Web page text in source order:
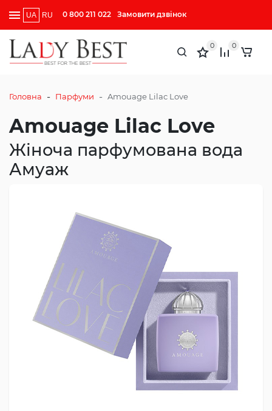
UA RU 0 800 211 022 Замовити дзвінок
0 0
Головна - Парфуми - Amouage Lilac Love
Amouage Lilac Love
Жіноча парфумована вода
Амуаж